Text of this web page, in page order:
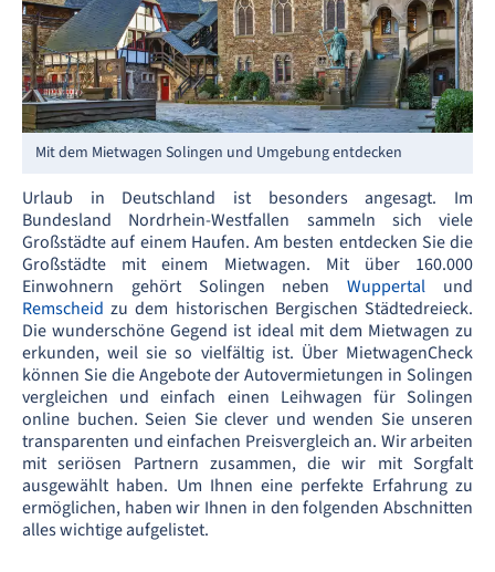
Mit dem Mietwagen Solingen und Umgebung entdecken
Urlaub in Deutschland ist besonders angesagt. Im
Bundesland Nordrhein-Westfallen sammeln sich viele
Großstädte auf einem Haufen. Am besten entdecken Sie die
Großstädte mit einem Mietwagen. Mit über 160.000
Einwohnern gehört Solingen nebenWuppertal und
Remscheid zu dem historischen Bergischen Städtedreieck.
Die wunderschöne Gegend ist ideal mit dem Mietwagen zu
erkunden, weil sie so vielfältig ist. Über MietwagenCheck
können Sie die Angebote der Autovermietungen in Solingen
vergleichen und einfach einen Leihwagen für Solingen
online buchen. Seien Sie clever und wenden Sie unseren
transparenten und einfachen Preisvergleich an. Wir arbeiten
mit seriösen Partnern zusammen, die wir mit Sorgfalt
ausgewählt haben. Um Ihnen eine perfekte Erfahrung zu
ermöglichen, haben wir Ihnen in den folgenden Abschnitten
alles wichtige aufgelistet.